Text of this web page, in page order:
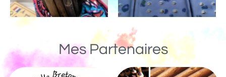
Mes Partenaires